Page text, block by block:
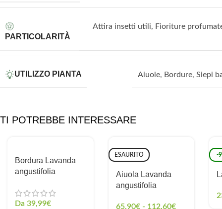
PARTICOLARITÀ
Attira insetti utili, Fioriture
UTILIZZO PIANTA Aiuole, Bordure, Siepi
TI POTREBBE INTERESSARE
Bordura Lavanda
angustifolia
Da 39,99€
ESAURITO
Aiuola Lavanda
angustifolia
65,90€ - 112,60€
-